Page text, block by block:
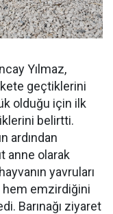
Yılmaz,
geçtiklerini
olduğu için ilk
belirtti.
ardından
anne olarak
yavruları
hem emzirdiğini
Barınağı ziyaret